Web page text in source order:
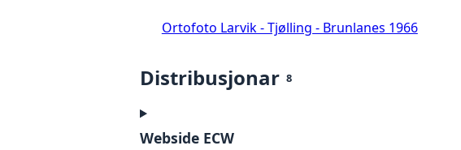
Ortofoto Larvik - Tjølling - Brunlanes 1966
Distribusjonar 8
Webside ECW